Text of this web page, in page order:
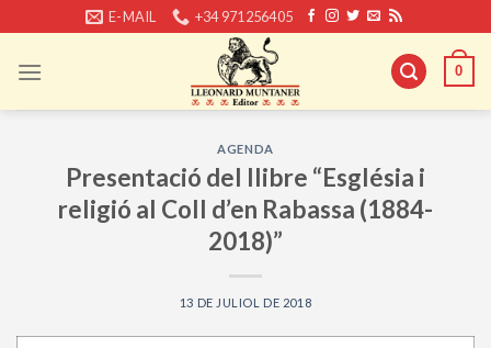
content
E-MAIL +34 971256405
0
AGENDA
Presentació del llibre “Església i
religió al Coll d’en Rabassa (1884-
2018)”
13 DE JULIOL DE 2018